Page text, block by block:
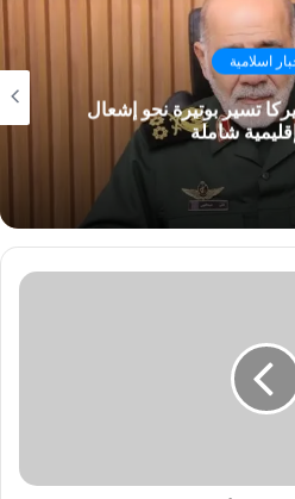
اسلامية
تسير بوتيرة نحو إشعال
شاملة